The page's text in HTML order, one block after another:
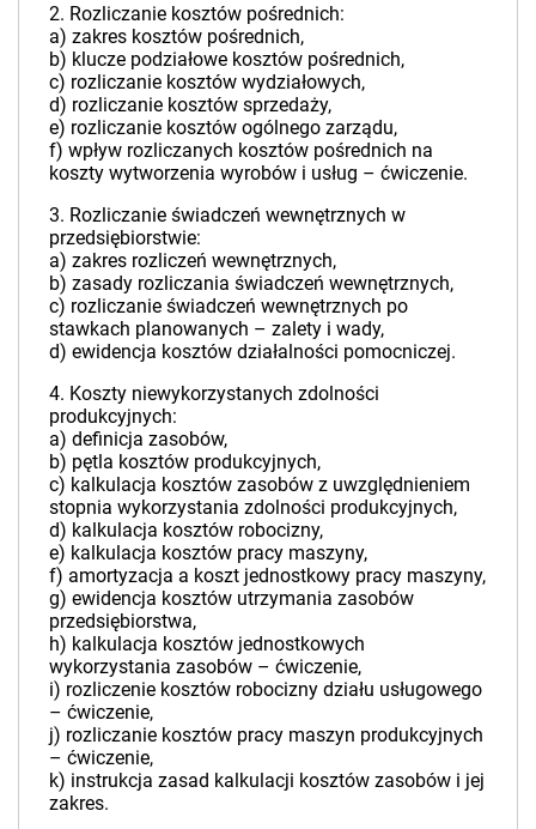
2. Rozliczanie kosztów pośrednich:
a) zakres kosztów pośrednich,
b) klucze podziałowe kosztów pośrednich,
c) rozliczanie kosztów wydziałowych,
d) rozliczanie kosztów sprzedaży,
e) rozliczanie kosztów ogólnego zarządu,
f) wpływ rozliczanych kosztów pośrednich na
koszty wytworzenia wyrobów i usług – ćwiczenie.
3. Rozliczanie świadczeń wewnętrznych w
przedsiębiorstwie:
a) zakres rozliczeń wewnętrznych,
b) zasady rozliczania świadczeń wewnętrznych,
c) rozliczanie świadczeń wewnętrznych po
stawkach planowanych – zalety i wady,
d) ewidencja kosztów działalności pomocniczej.
4. Koszty niewykorzystanych zdolności
produkcyjnych:
a) definicja zasobów,
b) pętla kosztów produkcyjnych,
c) kalkulacja kosztów zasobów z uwzględnieniem
stopnia wykorzystania zdolności produkcyjnych,
d) kalkulacja kosztów robocizny,
e) kalkulacja kosztów pracy maszyny,
f) amortyzacja a koszt jednostkowy pracy maszyny,
g) ewidencja kosztów utrzymania zasobów
przedsiębiorstwa,
h) kalkulacja kosztów jednostkowych
wykorzystania zasobów – ćwiczenie,
i) rozliczenie kosztów robocizny działu usługowego
– ćwiczenie,
j) rozliczanie kosztów pracy maszyn produkcyjnych
– ćwiczenie,
k) instrukcja zasad kalkulacji kosztów zasobów i jej
zakres.